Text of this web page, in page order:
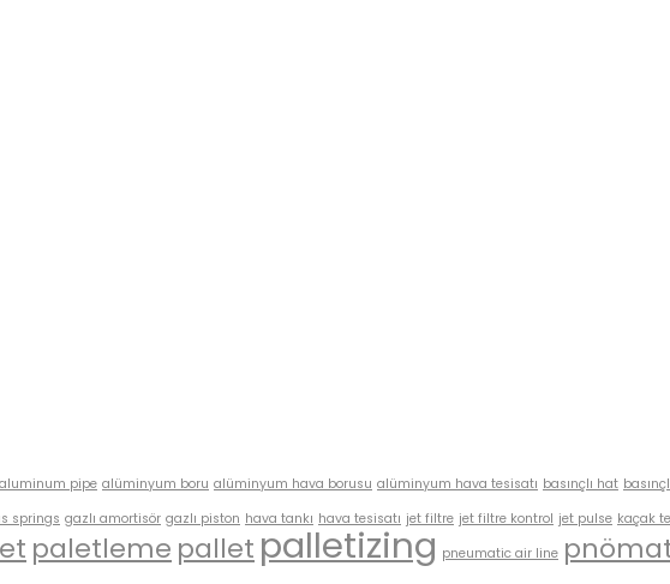
aluminum pipe alüminyum boru alüminyum hava borusu alüminyum hava tesisatı basınçlı hat
springs gazlı amortisör gazlı piston hava tankı hava tesisatı jet filtre jet filtre kontrol jet pulse kaçak
paletleme pallet palletizing pneumatic air line